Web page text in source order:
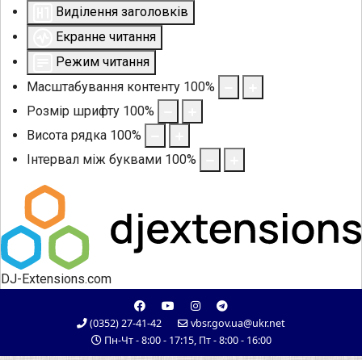
Виділення заголовків
Екранне читання
Режим читання
Масштабування контенту 100%
Розмір шрифту 100%
Висота рядка 100%
Інтервал між буквами 100%
DJ-Extensions.com
(0352) 27-41-42
vbsr.gov.ua@ukr.net
Пн-Чт - 8:00 - 17:15, Пт - 8:00 - 16:00